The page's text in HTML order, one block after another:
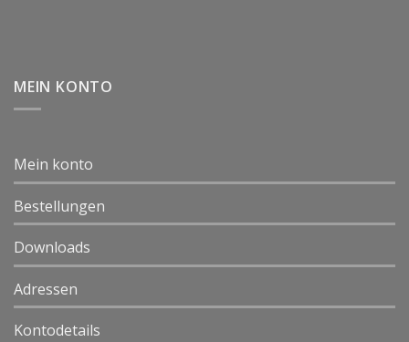
MEIN KONTO
Mein konto
Bestellungen
Downloads
Adressen
Kontodetails